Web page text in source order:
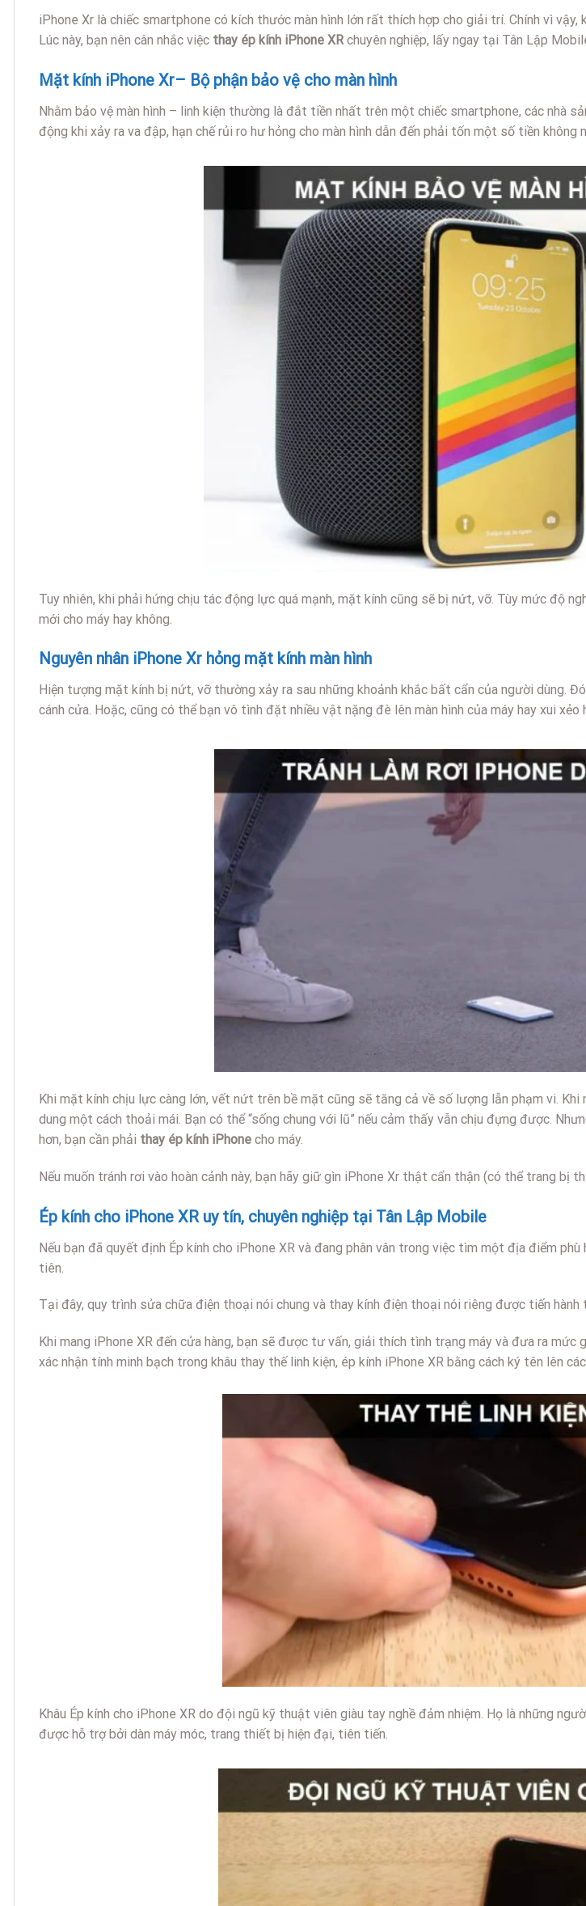
iPhone Xr là chiếc smartphone có kích thước màn hình lớn rất thích hợp cho giải trí. Chính vì
Lúc này, bạn nên cân nhắc việc thay ép kính iPhone XRchuyên nghiệp, lấy ngay tại Tân Lập
Mặt kính iPhone Xr– Bộ phận bảo vệ cho màn hình
Nhằm bảo vệ màn hình – linh kiện thường là đắt tiền nhất trên một chiếc smartphone, các nhà
động khi xảy ra va đập, hạn chế rủi ro hư hỏng cho màn hình dẫn đến phải tốn một số tiền không
Tuy nhiên, khi phải hứng chịu tác động lực quá mạnh, mặt kính cũng sẽ bị nứt, vỡ. Tùy mức độ
mới cho máy hay không.
Nguyên nhân iPhone Xr hỏng mặt kính màn hình
Hiện tượng mặt kính bị nứt, vỡ thường xảy ra sau những khoảnh khắc bất cẩn của người dùng.
cánh cửa. Hoặc, cũng có thể bạn vô tình đặt nhiều vật nặng đè lên màn hình của máy hay xui
Khi mặt kính chịu lực càng lớn, vết nứt trên bề mặt cũng sẽ tăng cả về số lượng lẫn phạm vi.
dung một cách thoải mái. Bạn có thể “sống chung với lũ” nếu cảm thấy vẫn chịu đựng được.
hơn, bạn cần phải thay ép kính iPhone cho máy.
Nếu muốn tránh rơi vào hoàn cảnh này, bạn hãy giữ gìn iPhone Xr thật cẩn thận (có thể trang bị
Ép kính cho iPhone XR uy tín, chuyên nghiệp tại Tân Lập Mobile
Nếu bạn đã quyết định Ép kính cho iPhone XR và đang phân vân trong việc tìm một địa điểm
tiên.
Tại đây, quy trình sửa chữa điện thoại nói chung và thay kính điện thoại nói riêng được tiến
Khi mang iPhone XR đến cửa hàng, bạn sẽ được tư vấn, giải thích tình trạng máy và đưa ra
xác nhận tính minh bạch trong khâu thay thế linh kiện, ép kính iPhone XR bằng cách ký tên lên
Khâu Ép kính cho iPhone XR do đội ngũ kỹ thuật viên giàu tay nghề đảm nhiệm. Họ là những
được hỗ trợ bởi dàn máy móc, trang thiết bị hiện đại, tiên tiến.